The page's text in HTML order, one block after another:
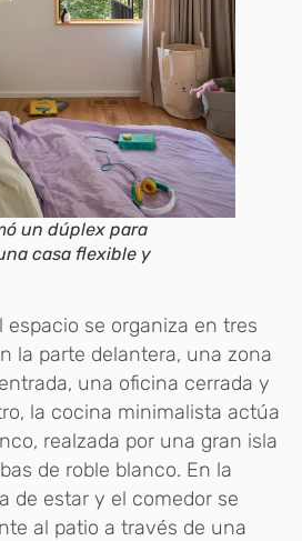
un dúplex para
casa flexible y
espacio se organiza en tres
la parte delantera, una zona
una oficina cerrada y
la cocina minimalista actúa
realzada por una gran isla
de roble blanco. En la
de estar y el comedor se
al patio a través de una